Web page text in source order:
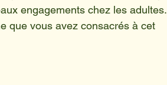
engagements chez les adultes.
que vous avez consacrés à cet